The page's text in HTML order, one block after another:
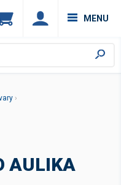
MENU
›
AULIKA